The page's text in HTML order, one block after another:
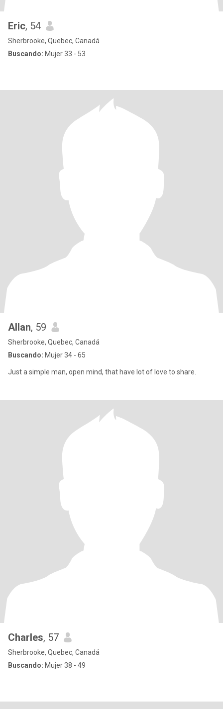
Eric, 54
Sherbrooke, Quebec, Canadá
Buscando: Mujer 33 - 53
Allan, 59
Sherbrooke, Quebec, Canadá
Buscando: Mujer 34 - 65
Just a simple man, open mind, that have lot of love to share.
Charles, 57
Sherbrooke, Quebec, Canadá
Buscando: Mujer 38 - 49